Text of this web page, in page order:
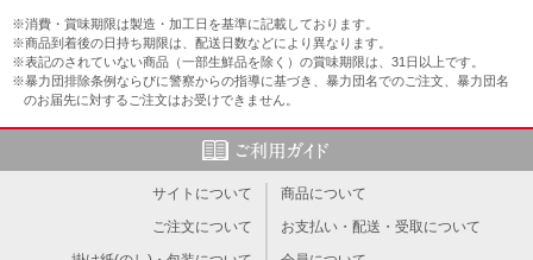
※消費・賞味期限は製造・加工日を基準に記載しております。
※商品到着後の日持ち期限は、配送日数などにより異なります。
※表記のされていない商品（一部生鮮品を除く）の賞味期限は、31日以上です。
※暴力団排除条例ならびに警察からの指導に基づき、暴力団名でのご注文、暴力団名
のお届先に対するご注文はお受けできません。
サイトについて
商品について
ご注文について
お支払い・配送・受取について